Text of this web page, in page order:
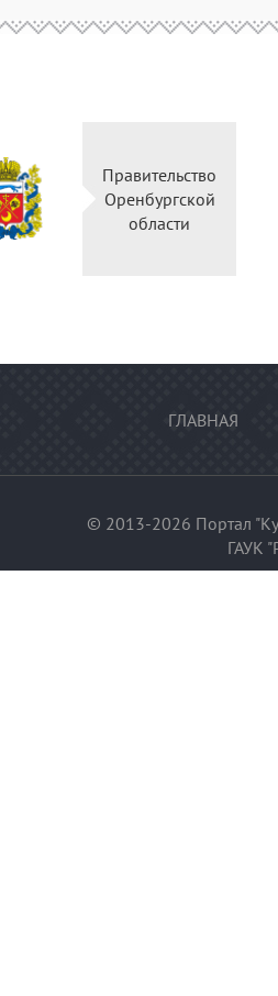
Правительство
Оренбургской
области
ГЛАВНАЯ
© 2013-2026 Портал
ГАУК